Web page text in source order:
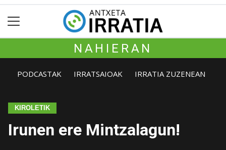
NAHIERAN
PODCASTAK IRRATSAIOAK IRRATIA ZUZENEAN
KIROLETIK
Irunen ere Mintzalagun!